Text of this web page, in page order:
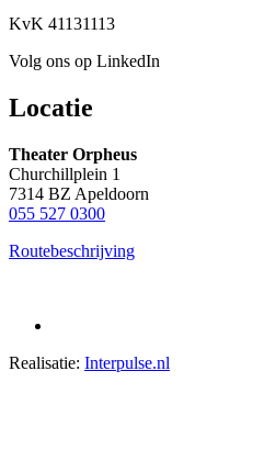
KvK 41131113
Volg ons op LinkedIn
Locatie
Theater Orpheus
Churchillplein 1
7314 BZ Apeldoorn
055 527 0300
Routebeschrijving
Realisatie: Interpulse.nl